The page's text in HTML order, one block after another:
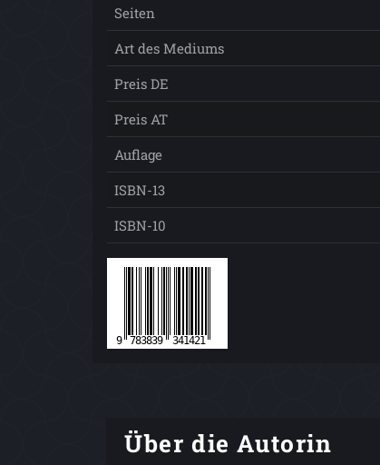
Seiten
Art des Mediums
Preis DE
Preis AT
Auflage
ISBN-13
ISBN-10
Über die Autorin